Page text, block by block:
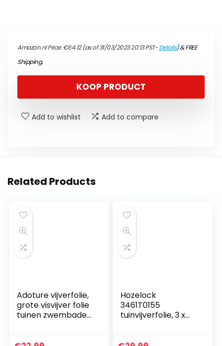
Amazon.nl Price:€64.12(as of 31/03/2023 20:13 PST-Details)&FREE
Shipping.
KOOP PRODUCT
Add to wishlist Add to compare
Related Products
Adoture vijverfolie,
grote visvijver folie
tuinen zwembaden
Hozelock
3461T0155
tuinvijverfolie, 3 x